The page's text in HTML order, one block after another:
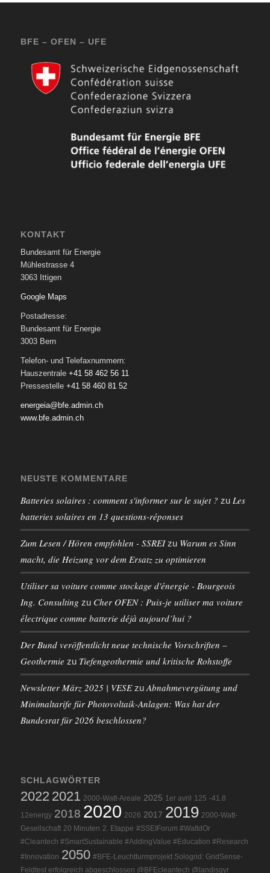
BFE – OFEN – UFE
KONTAKT
Bundesamt für Energie
Mühlestrasse 4
3063 Ittigen
Google Maps
Postadresse:
Bundesamt für Energie
3003 Bern
Telefon- und Telefaxnummern:
Hauszentrale +41 58 462 56 11
Pressestelle +41 58 460 81 52
energeia@bfe.admin.ch
www.bfe.admin.ch
NEUSTE KOMMENTARE
Batteries solaires : comment s'informer sur le sujet ? zu Les
batteries solaires en 13 questions-réponses
Zum Lesen / Hören empfohlen - SSREIzu Warum es Sinn
macht, die Heizung vor dem Ersatz zu optimieren
Utiliser sa voiture comme stockage d'énergie - Bourgeois
Ing. Consulting zu Cher OFEN : Puis-je utiliser ma voiture
électrique comme batterie déjà aujourd’hui ?
Der Bund veröffentlicht neue technische Vorschriften –
Geothermie zu Tiefengeothermie und kritische Rohstoffe
Newsletter März 2025 | VESEzu Abnahmevergütung und
Minimaltarife für Photovoltaik-Anlagen: Was hat der
Bundesrat für 2026 beschlossen?
SCHLAGWÖRTER
2022 2021 2000-Watt-Areale 2025 1er avril 125 -41.8
12energy 2018 2020 2026 2017 2019 2000-Watt-
Gesellschaft 20 Minuten 2. Etappe #SSEIForum #WattdOr
#Cleantech #SmartSustainable #AddingValue #Education #Research
#Innovation 2050 #BFE-Leuchtturmprojekt Sologrid: GridSense-
Feldtest erfolgreich abgeschlossen @BFEcleantech @landisgyr